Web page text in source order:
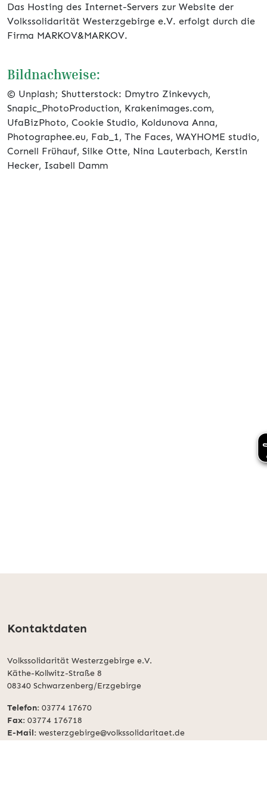
Das Hosting des Internet-Servers zur Website der
Volkssolidarität Westerzgebirge e.V. erfolgt durch die
Firma MARKOV&MARKOV.
Bildnachweise:
© Unplash; Shutterstock: Dmytro Zinkevych,
Snapic_PhotoProduction, Krakenimages.com,
UfaBizPhoto, Cookie Studio, Koldunova Anna,
Photographee.eu, Fab_1, The Faces, WAYHOME studio,
Cornell Frühauf, Silke Otte, Nina Lauterbach, Kerstin
Hecker, Isabell Damm
Kontaktdaten
Volkssolidarität Westerzgebirge e.V.
Käthe-Kollwitz-Straße 8
08340 Schwarzenberg/Erzgebirge
Telefon: 03774 17670
Fax: 03774 176718
E-Mail: westerzgebirge@volkssolidaritaet.de